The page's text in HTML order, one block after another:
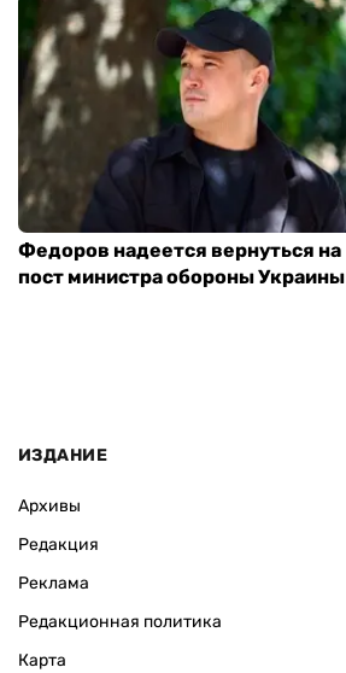
Федоров надеется вернуться на
пост министра обороны Украины
ИЗДАНИЕ
Архивы
Редакция
Реклама
Редакционная политика
Карта